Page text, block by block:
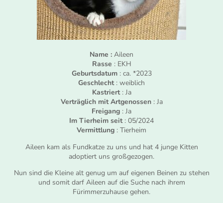
Name : Aileen
Rasse : EKH
Geburtsdatum: ca. *2023
Geschlecht: weiblich
Kastriert: Ja
Verträglich mit Artgenossen: Ja
Freigang : Ja
Im Tierheim seit: 05/2024
Vermittlung : Tierheim
Aileen kam als Fundkatze zu uns und hat 4 junge Kitten
adoptiert uns großgezogen.
Nun sind die Kleine alt genug um auf eigenen Beinen zu stehen
und somit darf Aileen auf die Suche nach ihrem
Fürimmerzuhause gehen.